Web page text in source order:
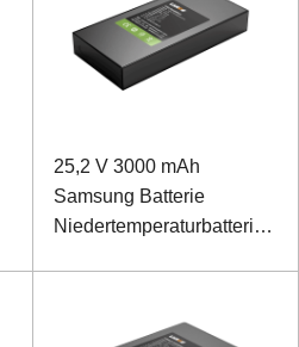
25,2 V 3000 mAh
Samsung Batterie
Niedertemperaturbatterie